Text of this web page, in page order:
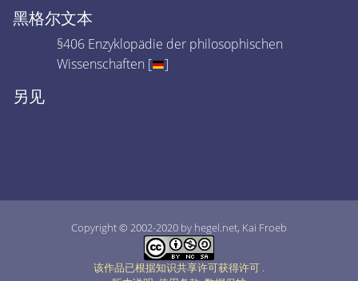
黑格尔文本
§406 Enzyklopädie der philosophischen
Wissenschaften [
]
另见
Copyright © 2002-2020 by hegel.net, Kai Froeb
该作品已根据知识共享许可获得许可 .